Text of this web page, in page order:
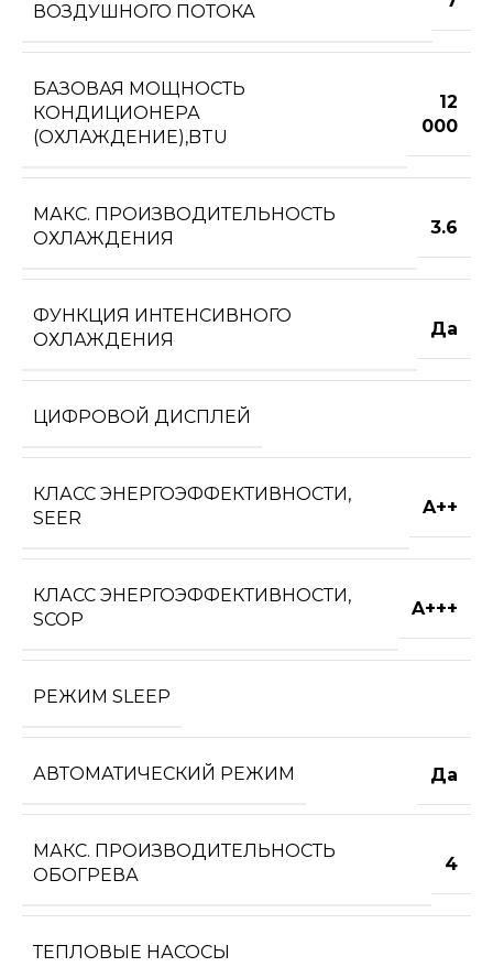
ВОЗДУШНОГО ПОТОКА
БАЗОВАЯ МОЩНОСТЬ
КОНДИЦИОНЕРА
(ОХЛАЖДЕНИЕ),BTU
12
000
МАКС. ПРОИЗВОДИТЕЛЬНОСТЬ
ОХЛАЖДЕНИЯ
3.6
ФУНКЦИЯ ИНТЕНСИВНОГО
ОХЛАЖДЕНИЯ
Да
ЦИФРОВОЙ ДИСПЛЕЙ
КЛАСС ЭНЕРГОЭФФЕКТИВНОСТИ,
SEER
A++
КЛАСС ЭНЕРГОЭФФЕКТИВНОСТИ,
SCOP
A+++
РЕЖИМ SLEEP
АВТОМАТИЧЕСКИЙ РЕЖИМ Да
МАКС. ПРОИЗВОДИТЕЛЬНОСТЬ
ОБОГРЕВА
4
ТЕПЛОВЫЕ НАСОСЫ